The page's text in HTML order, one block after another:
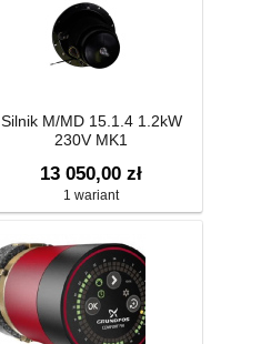
Silnik M/MD 15.1.4 1.2kW
230V MK1
13 050,00 zł
1 wariant